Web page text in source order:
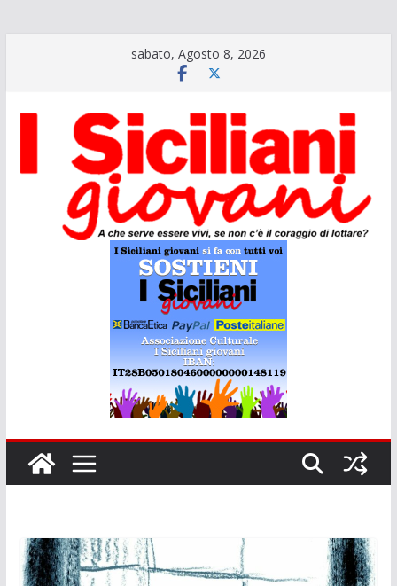
sabato, Agosto 8, 2026